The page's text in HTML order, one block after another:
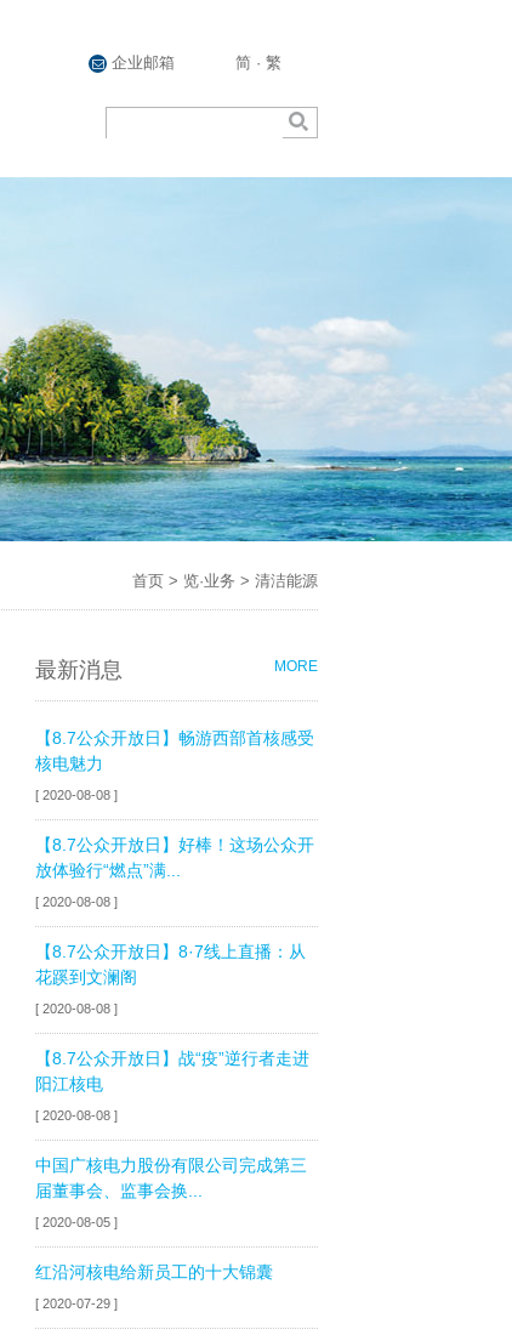
简 · 繁
企业邮箱
首页 > 览·业务 > 清洁能源
MORE
最新消息
【8.7公众开放日】畅游西部首核感受
核电魅力
[ 2020-08-08 ]
【8.7公众开放日】好棒！这场公众开
放体验行“燃点”满...
[ 2020-08-08 ]
【8.7公众开放日】8·7线上直播：从
花蹊到文澜阁
[ 2020-08-08 ]
【8.7公众开放日】战“疫”逆行者走进
阳江核电
[ 2020-08-08 ]
中国广核电力股份有限公司完成第三
届董事会、监事会换...
[ 2020-08-05 ]
红沿河核电给新员工的十大锦囊
[ 2020-07-29 ]